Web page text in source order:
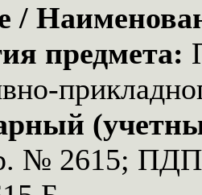
/
предмета:
№ 2615;